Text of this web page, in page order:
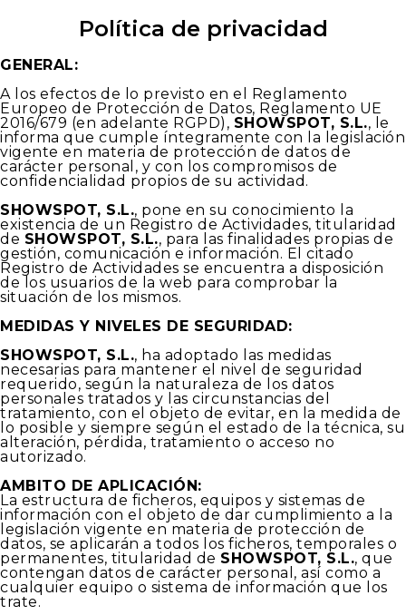
Política de privacidad
GENERAL:
A los efectos de lo previsto en el Reglamento
Europeo de Protección de Datos, Reglamento UE
2016/679 (en adelante RGPD), SHOWSPOT, S.L., le
informa que cumple íntegramente con la legislación
vigente en materia de protección de datos de
carácter personal, y con los compromisos de
confidencialidad propios de su actividad.
SHOWSPOT, S.L., pone en su conocimiento la
existencia de un Registro de Actividades, titularidad
de SHOWSPOT, S.L., para las finalidades propias de
gestión, comunicación e información. El citado
Registro de Actividades se encuentra a disposición
de los usuarios de la web para comprobar la
situación de los mismos.
MEDIDAS Y NIVELES DE SEGURIDAD:
SHOWSPOT, S.L., ha adoptado las medidas
necesarias para mantener el nivel de seguridad
requerido, según la naturaleza de los datos
personales tratados y las circunstancias del
tratamiento, con el objeto de evitar, en la medida de
lo posible y siempre según el estado de la técnica, su
alteración, pérdida, tratamiento o acceso no
autorizado.
AMBITO DE APLICACIÓN:
La estructura de ficheros, equipos y sistemas de
información con el objeto de dar cumplimiento a la
legislación vigente en materia de protección de
datos, se aplicarán a todos los ficheros, temporales o
permanentes, titularidad de SHOWSPOT, S.L., que
contengan datos de carácter personal, así como a
cualquier equipo o sistema de información que los
trate.